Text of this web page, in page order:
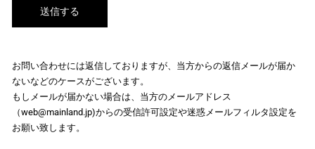
お問い合わせには返信しておりますが、当方からの返信メールが届か
ないなどのケースがございます。
もしメールが届かない場合は、当方のメールアドレス
（web@mainland.jp)からの受信許可設定や迷惑メールフィルタ設定を
お願い致します。